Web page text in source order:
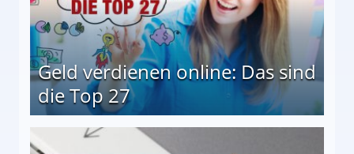
Geld verdienen online: Das sind
die Top 27